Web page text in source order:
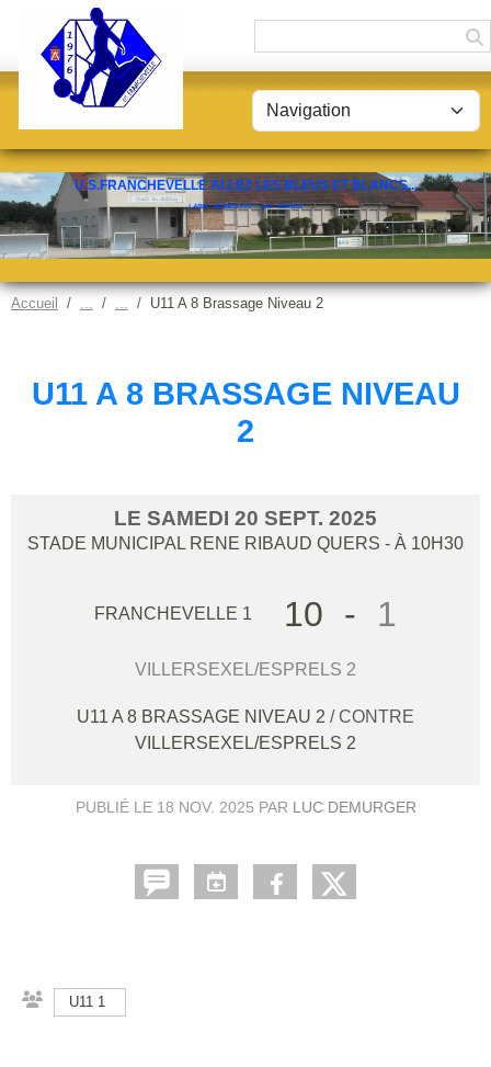
U.S.FRANCHEVELLE ALLEZ LES BLEUS ET BLANCS...
LABEL JEUNES FFF - CAT. ESPOIR
Accueil U11 A 8 Brassage Niveau 2
U11 A 8 BRASSAGE NIVEAU
2
LE SAMEDI 20 SEPT. 2025
STADE MUNICIPAL RENE RIBAUD QUERS - À 10H30
FRANCHEVELLE 1 10 - 1
VILLERSEXEL/ESPRELS 2
U11 A 8 BRASSAGE NIVEAU 2 / CONTRE
VILLERSEXEL/ESPRELS 2
PUBLIÉ LE 18 NOV. 2025 PAR LUC DEMURGER
U11 1
Panneau de gestion des cookies